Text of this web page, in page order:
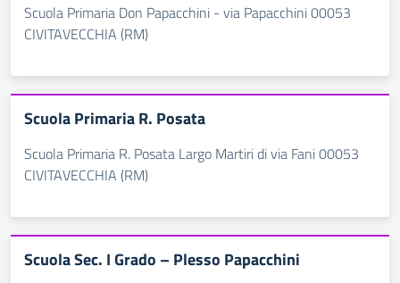
Scuola Primaria Don Papacchini - via Papacchini 00053
CIVITAVECCHIA (RM)
Scuola Primaria R. Posata
Scuola Primaria R. Posata Largo Martiri di via Fani 00053
CIVITAVECCHIA (RM)
Scuola Sec. I Grado – Plesso Papacchini